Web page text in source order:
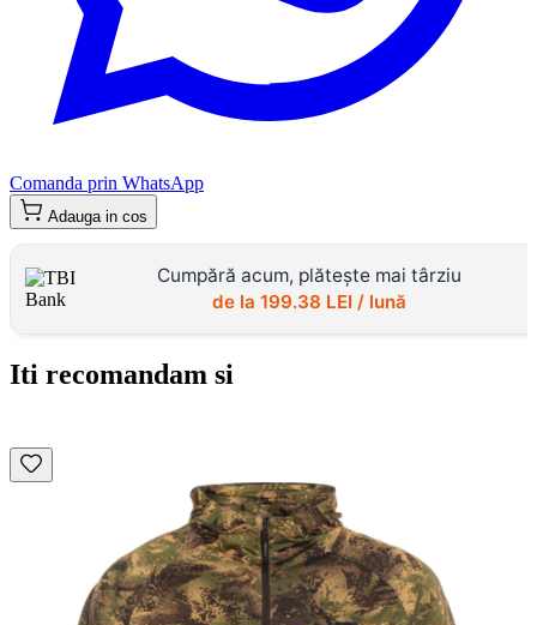
Comanda prin WhatsApp
Adauga in cos
Cumpără acum, plătește mai târziu
de la 199.38 LEI / lună
Iti recomandam si